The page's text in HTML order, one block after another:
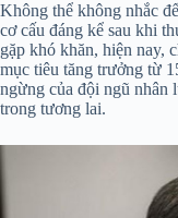
Không thể không nhắc
cơ cấu đáng kể sau khi
gặp khó khăn, hiện nay,
mục tiêu tăng trưởng từ
ngừng của đội ngũ nhân
trong tương lai.